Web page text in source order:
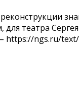
театра
https://ngs.ru/